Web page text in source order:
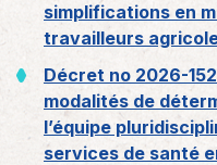
simplifications en
travailleurs
Décret no 2026-
modalités de
l’équipe
services de santé